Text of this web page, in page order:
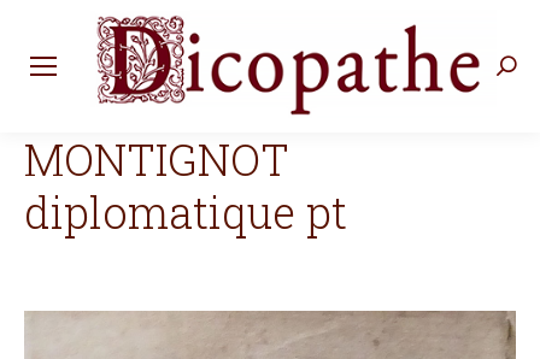
MONTIGNOT
diplomatique pt